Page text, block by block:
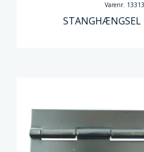
Varenr.
STANGHÆNGSEL